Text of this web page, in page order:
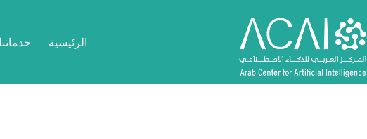
إلى
المحتوى
الرئيسية خدماتنا